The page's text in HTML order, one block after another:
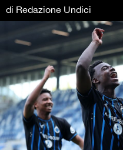
di Redazione Undici